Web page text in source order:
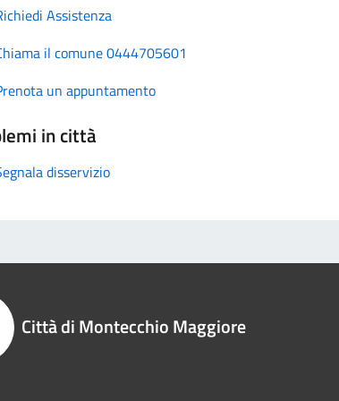
Assistenza
il comune 0444705601
un appuntamento
in città
disservizio
Città di Montecchio Maggiore